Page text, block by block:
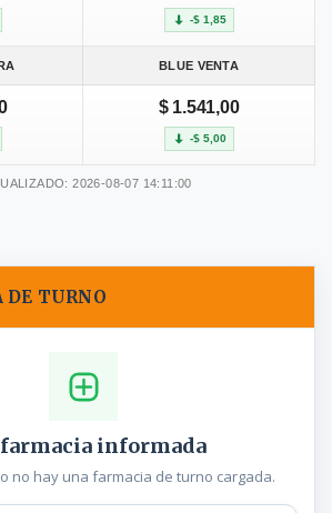
-$ 1,85
BLUE VENTA
$ 1.541,00
-$ 5,00
2026-08-07 14:11:00
DE TURNO
informada
no hay una farmacia de turno cargada.